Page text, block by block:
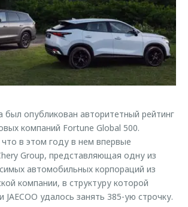
ин
OMODA
был опубликован авторитетный рейтинг
компаний Fortune Global 500.
в этом году в нем впервые
Group, представляющая одну из
автомобильных корпораций из
компании, в структуру которой
JAECOO удалось занять 385-ую строчку.